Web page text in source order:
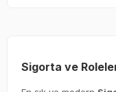
Sigorta ve